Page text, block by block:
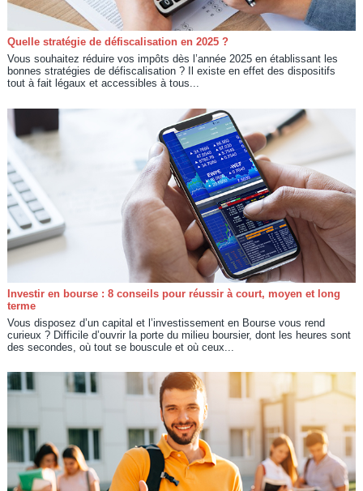
Quelle stratégie de défiscalisation en 2025 ?
Vous souhaitez réduire vos impôts dès l’année 2025 en établissant les
bonnes stratégies de défiscalisation ? Il existe en effet des dispositifs
tout à fait légaux et accessibles à tous...
Investir en bourse : 8 conseils pour réussir à court, moyen et long
terme
Vous disposez d’un capital et l’investissement en Bourse vous rend
curieux ? Difficile d’ouvrir la porte du milieu boursier, dont les heures sont
des secondes, où tout se bouscule et où ceux...